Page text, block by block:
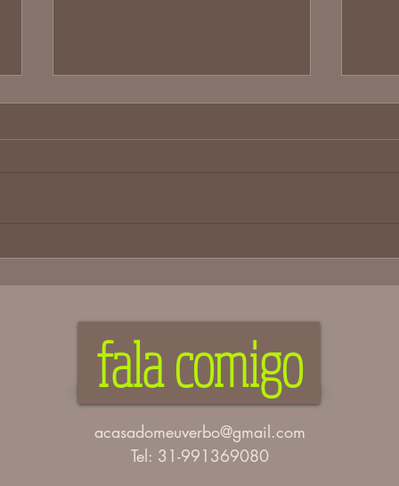
una
essa pedra o encontro no caminho ela
era
fala comigo
acasadomeuverbo@gmail.com
Tel: 31-991369080